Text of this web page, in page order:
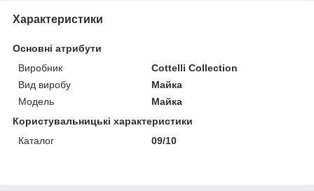
Характеристики
Основні атрибути
Виробник
Cottelli Collection
Вид виробу
Майка
Модель
Майка
Користувальницькі характеристики
Каталог
09/10